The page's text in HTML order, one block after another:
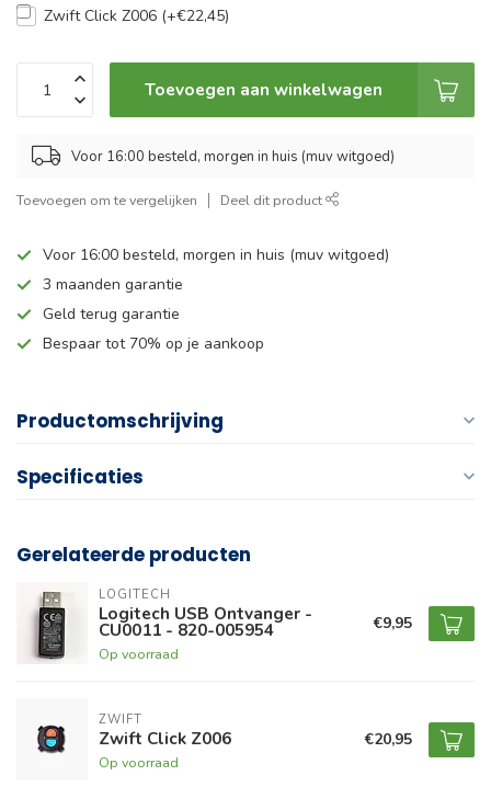
Zwift Click Z006 (+€22,45)
Toevoegen aan winkelwagen
Voor 16:00 besteld, morgen in huis (muv witgoed)
Toevoegen om te vergelijken Deel dit product
Voor 16:00 besteld, morgen in huis (muv witgoed)
3 maanden garantie
Geld terug garantie
Bespaar tot 70% op je aankoop
Productomschrijving
Specificaties
Gerelateerde producten
LOGITECH
Logitech USB Ontvanger -
CU0011 - 820-005954
Op voorraad
€9,95
ZWIFT
Zwift Click Z006
Op voorraad
€20,95